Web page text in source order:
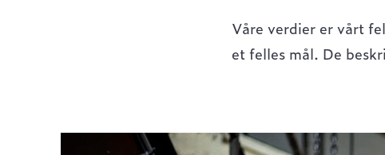
Våre verdier er vårt
et felles mål. De